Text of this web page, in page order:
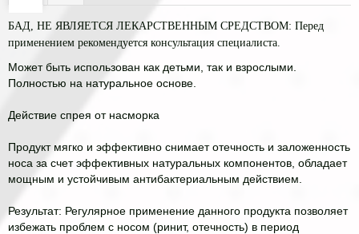
БАД, НЕ ЯВЛЯЕТСЯ ЛЕКАРСТВЕННЫМ СРЕДСТВОМ: Перед
применением рекомендуется консультация специалиста.
Может быть использован как детьми, так и взрослыми.
Полностью на натуральное основе.
Действие спрея от насморка
Продукт мягко и эффективно снимает отечность и заложенность
носа за счет эффективных натуральных компонентов, обладает
мощным и устойчивым антибактериальным действием.
Результат: Регулярное применение данного продукта позволяет
избежать проблем с носом (ринит, отечность) в период